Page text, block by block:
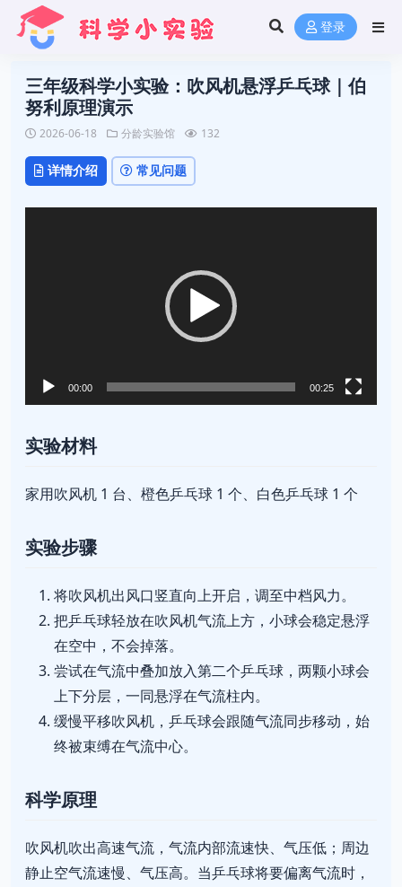
登录
三年级科学小实验：吹风机悬浮乒乓球｜伯
努利原理演示
2026-06-18 分龄实验馆 132
详情介绍 常见问题
00:00 00:25
实验材料
家用吹风机 1 台、橙色乒乓球 1 个、白色乒乓球 1 个
实验步骤
将吹风机出风口竖直向上开启，调至中档风力。
把乒乓球轻放在吹风机气流上方，小球会稳定悬浮
在空中，不会掉落。
尝试在气流中叠加放入第二个乒乓球，两颗小球会
上下分层，一同悬浮在气流柱内。
缓慢平移吹风机，乒乓球会跟随气流同步移动，始
终被束缚在气流中心。
科学原理
吹风机吹出高速气流，气流内部流速快、气压低；周边
静止空气流速慢、气压高。当乒乓球将要偏离气流时，